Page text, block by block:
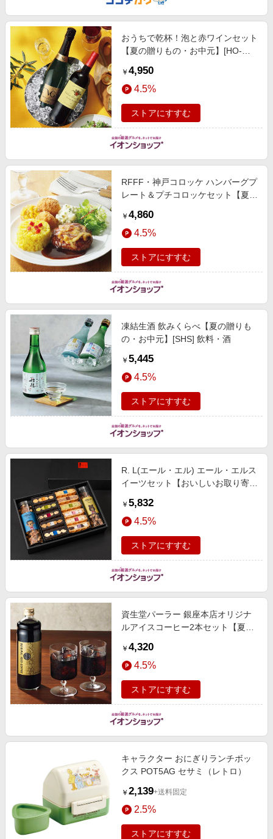
おうちで乾杯！泡と赤ワインセット
【夏の贈りもの・お中元】[HO-
￥ 4,950
4.5%
ストアにすすむ
RFFF・神戸コロッケ ハンバーグプ
レート＆プチコロッケセット【夏の
￥ 4,860
4.5%
ストアにすすむ
凍結生酒 飲みくらべ【夏の贈りも
の・お中元】[SHS] 飲料・酒
￥ 5,445
4.5%
ストアにすすむ
R. L(エール・エル) エール・エルス
イーツセット【おいしいお取り寄
ト】
￥ 5,832
4.5%
ストアにすすむ
資生堂パーラー 銀座本店オリジナ
ルアイスコーヒー2本セット【夏の
￥ 4,320
4.5%
ストアにすすむ
キャラクター おにぎりランチボッ
クス POT5AG セサミ（レトロ）
￥ 2,139+送料固定
2.5%
ストアにすすむ